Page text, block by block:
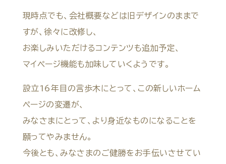
現時点でも、会社概要などは旧デザインのままで
すが、徐々に改修し、
お楽しみいただけるコンテンツも追加予定、
マイページ機能も加味していくようです。
設立16年目の言歩木にとって、この新しいホーム
ページの変遷が、
みなさまにとって、より身近なものになることを
願ってやみません。
今後とも、みなさまのご健勝をお手伝いさせてい